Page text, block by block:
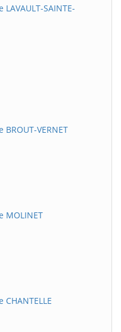
SAINTE-
VERNET
MOLINET